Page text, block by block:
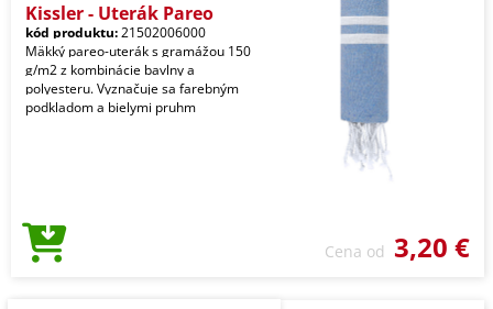
Kissler - Uterák Pareo
kód produktu:21502006000
Mäkký pareo-uterák s gramážou 150
g/m2 z kombinácie bavlny a
polyesteru. Vyznačuje sa farebným
podkladom a bielymi pruhm
Cena od 3,20 €